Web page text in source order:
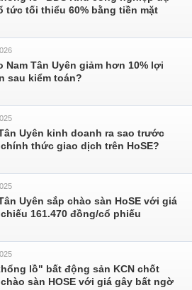
tức tối thiểu 60% bằng tiền mặt
Nam Tân Uyên giảm hơn 10% lợi
sau kiểm toán?
Uyên kinh doanh ra sao trước
thức giao dịch trên HoSE?
Uyên sắp chào sàn HoSE với giá
161.470 đồng/cổ phiếu
lồ" bất động sản KCN chốt
sàn HOSE với giá gây bất ngờ